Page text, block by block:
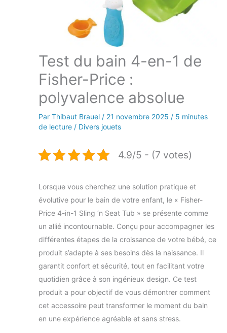
Test du bain 4-en-1 de
Fisher-Price :
polyvalence absolue
Par Thibaut Brauel / 21 novembre 2025 / 5 minutes
de lecture / Divers jouets
4.9/5 - (7 votes)
Lorsque vous cherchez une solution pratique et
évolutive pour le bain de votre enfant, le « Fisher-
Price 4-in-1 Sling ‘n Seat Tub » se présente comme
un allié incontournable. Conçu pour accompagner les
différentes étapes de la croissance de votre bébé, ce
produit s’adapte à ses besoins dès la naissance. Il
garantit confort et sécurité, tout en facilitant votre
quotidien grâce à son ingénieux design. Ce test
produit a pour objectif de vous démontrer comment
cet accessoire peut transformer le moment du bain
en une expérience agréable et sans stress.